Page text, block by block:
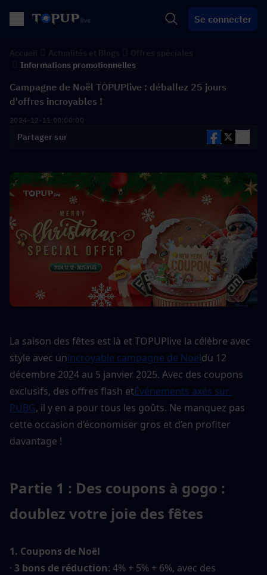
Se connecter
Informations promotionnelles
Campagne de Noël TOPUPlive : déballez 25 jours
d'offres incroyables !
2024-12-11 00:00:00
Partager sur
La saison des fêtes est là et TOPUPlive la célèbre avec
style avec unincroyable campagne de Noëldu 12
décembre 2024 au 5 janvier 2025. Avec des coupons
exclusifs, des offres flash etÉvénements axés sur
PUBG, il y en a pour tous les goûts. Ne manquez pas
cette occasion d’économiser gros et d’en profiter
davantage !
Partie 1 : Des coupons à gogo :
doublez votre joie des fêtes
1. Coupons de Noël
· 3 bons de réduction: 4% + 5% + 6%, avec des